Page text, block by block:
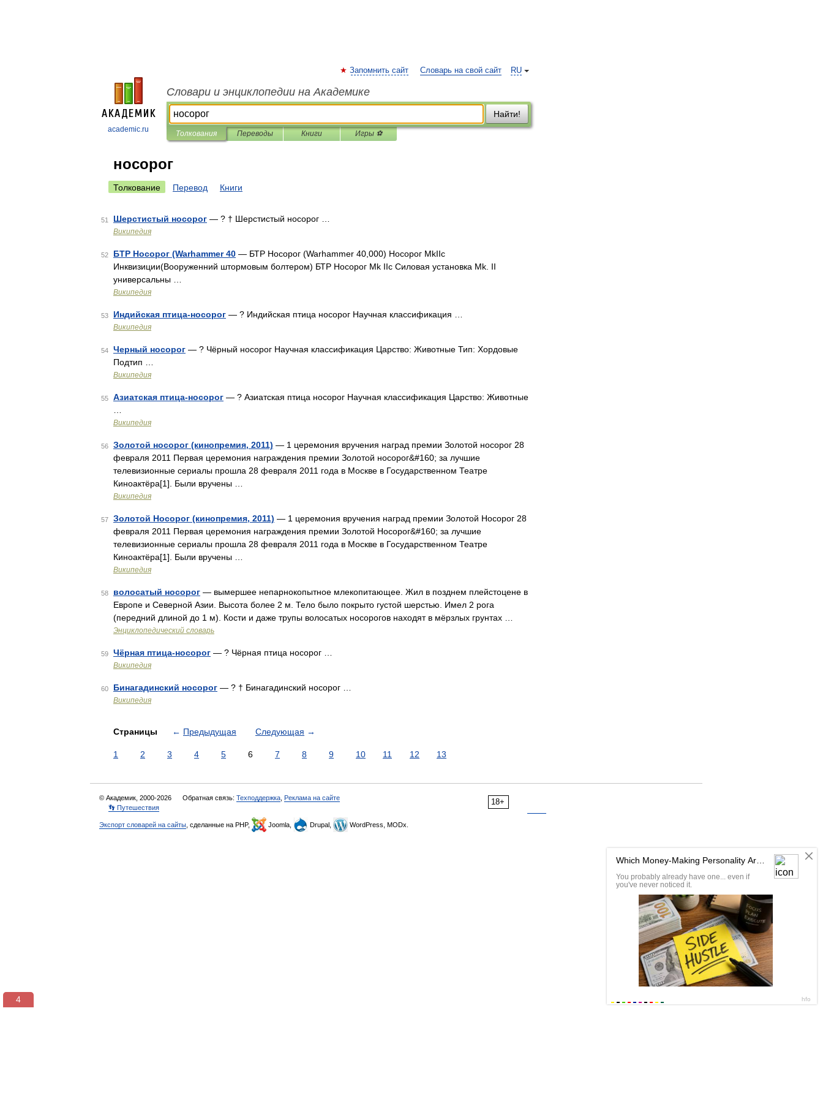
academic.ru
RU
Запомнить сайт Словарь на свой сайт
Словари и энциклопедии на Академике
Найти!
Толкования Переводы Книги Игры ⚽
носорог
Толкование Перевод Книги
51 Шерстистый носорог — ? † Шерстистый носорог …
Википедия
52 БТР Носорог (Warhammer 40 — БТР Носорог (Warhammer 40,000) Носорог MkIIc
Инквизиции(Вооруженний штормовым болтером) БТР Носорог Mk IIc Силовая установка Mk. II
универсальны …
Википедия
53 Индийская птица-носорог — ? Индийская птица носорог Научная классификация …
Википедия
54 Черный носорог — ? Чёрный носорог Научная классификация Царство: Животные Тип: Хордовые
Подтип …
Википедия
55 Азиатская птица-носорог — ? Азиатская птица носорог Научная классификация Царство: Животные
Википедия
56 Золотой носорог (кинопремия, 2011) — 1 церемония вручения наград премии Золотой носорог 28
февраля 2011 Первая церемония награждения премии Золотой носорог&#160; за лучшие
телевизионные сериалы прошла 28 февраля 2011 года в Москве в Государственном Театре
Киноактёра[1]. Были вручены …
Википедия
57 Золотой Носорог (кинопремия, 2011) — 1 церемония вручения наград премии Золотой Носорог 28
февраля 2011 Первая церемония награждения премии Золотой Носорог&#160; за лучшие
телевизионные сериалы прошла 28 февраля 2011 года в Москве в Государственном Театре
Киноактёра[1]. Были вручены …
Википедия
58 волосатый носорог — вымершее непарнокопытное млекопитающее. Жил в позднем плейстоцене в
Европе и Северной Азии. Высота более 2 м. Тело было покрыто густой шерстью. Имел 2 рога
(передний длиной до 1 м). Кости и даже трупы волосатых носорогов находят в мёрзлых грунтах …
Энциклопедический словарь
59 Чёрная птица-носорог — ? Чёрная птица носорог …
Википедия
60 Бинагадинский носорог — ? † Бинагадинский носорог …
Википедия
Страницы ← Предыдущая Следующая →
1 2 3 4 5 6 7 8 9 10 11 12 13
18+
© Академик, 2000-2026 Обратная связь: Техподдержка Реклама на сайте
👣 Путешествия
Экспорт словарей на сайты , сделанные на PHP, Joomla, Drupal, WordPress, MODx.
3